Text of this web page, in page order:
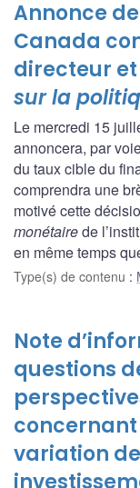
Annonce
Canada
directeur
sur la
Le mercredi 15
annoncera, par
du taux cible du
comprendra une
motivé cette
monétairede
en même temps
Type(s) de contenu :
Note
questions
variation